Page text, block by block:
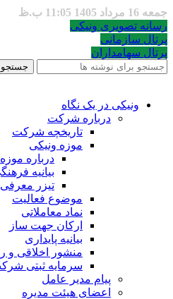
جمعه 16 مرداد 1405 11:05 ب.ظ
رسانه تصویری ونیکی
پرتال سازمانی
پرتال سهامداران
جستجو
ونیکی در یک نگاه
درباره شرکت
تاریخچه شرکت
موزه ونیکی
درباره
بیانیه
تیزر
موضوع فعالیت
نماد معاملاتی
ارکان جهت ساز
بیانیه پایداری
منشور اخلاقی و
سرمایه ثبتی
پیام مدیر عامل
اعضای هیئت مدیره